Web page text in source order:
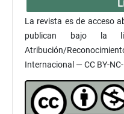
La revista es de acceso
publican bajo la
Atribución/
Internacional — CC BY-